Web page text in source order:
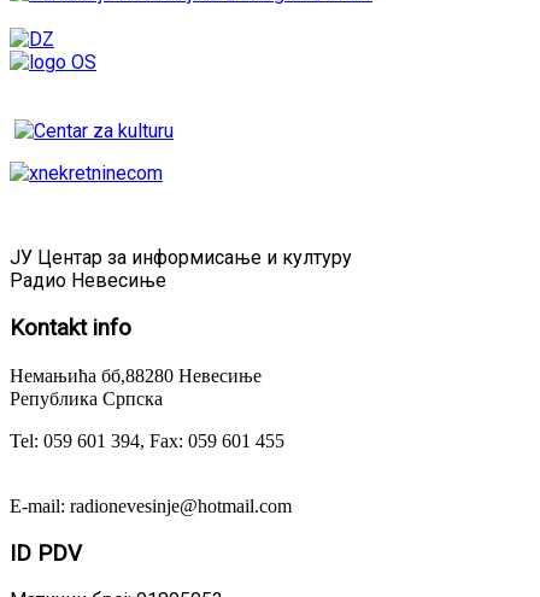
ЈУ Центар за информисање и културу
Радио Невесиње
Kontaktinfo
Немањића бб,88280 Невесиње
Република Српска
Tel: 059 601 394, Fax: 059 601 455
E-mail: radionevesinje@hotmail.com
ID PDV